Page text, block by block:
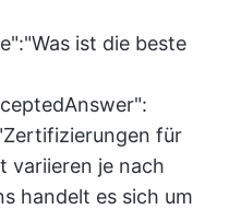
ist die beste
für
variieren je nach
handelt es sich um